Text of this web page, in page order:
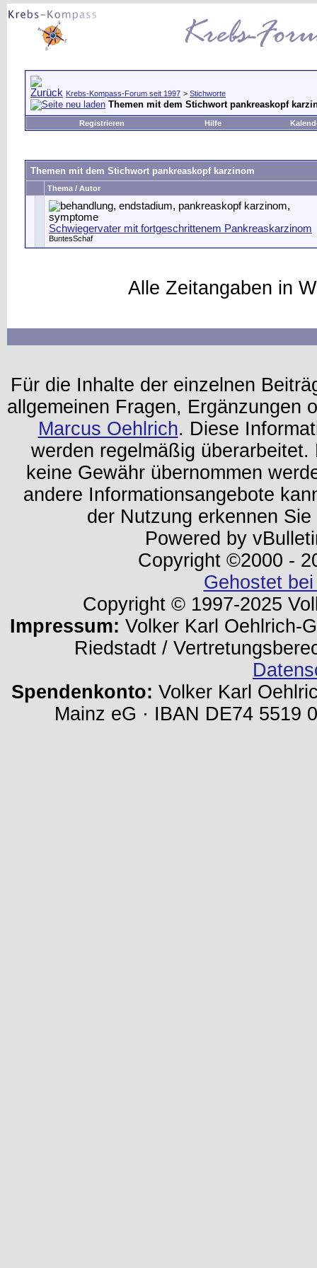
Krebs-Kompass-Forum seit 1997 > Stichworte
Themen mit dem Stichwort pankreaskopf
Registrieren Hilfe
Themen mit dem Stichwort pankreaskopf karzinom
Thema / Autor
Schwiegervater mit fortgeschrittenem Pankreaskarzinom
BuntesSchaf
Alle Zeitangaben in
Für die Inhalte der einzelnen
allgemeinen Fragen, Ergänzungen
Marcus Oehlrich. Diese
werden regelmäßig
keine Gewähr übernommen
andere Informationsangebote
der Nutzung erkennen
Powered by
Copyright ©2000 -
Gehostet
Copyright © 1997-2025
Impressum: Volker Karl Oehlrich-
Riedstadt /
Spendenkonto: Volker Karl
Mainz eG · IBAN DE74 5519